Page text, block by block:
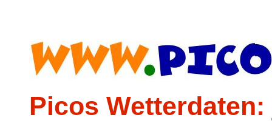
Picos